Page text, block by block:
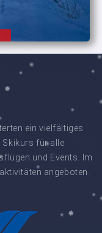
ein vielfältiges
Skikurs für alle
und Events. Im
angeboten.